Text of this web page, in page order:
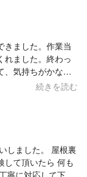
きました。作業当
れました。終わっ
、気持ちがかなり
は、まず相談して
続きを読む
しました。 屋根裏
して頂いたら 何も